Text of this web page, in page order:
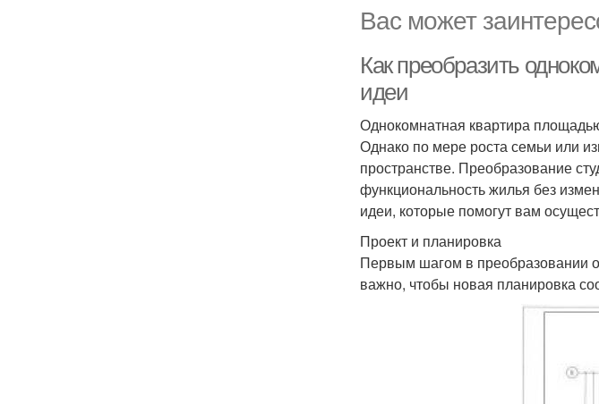
Вас может
Как преобразить
идеи
Однокомнатная квартира
Однако по мере роста семьи или
пространстве. Преобразование
функциональность жилья без
идеи, которые помогут вам
Проект и планировка
Первым шагом в преобразовании
важно, чтобы новая планировка